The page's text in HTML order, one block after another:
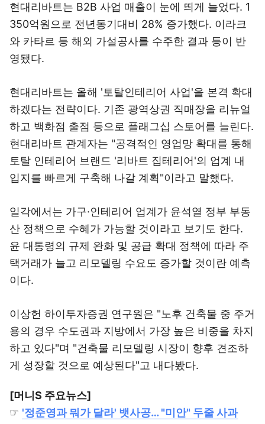
현대리바트는 B2B 사업 매출이 눈에 띄게 늘었다. 1
350억원으로 전년동기대비 28% 증가했다. 이라크
와 카타르 등 해외 가설공사를 수주한 결과 등이 반
영됐다.
현대리바트는 올해 '토탈인테리어 사업'을 본격 확대
하겠다는 전략이다. 기존 광역상권 직매장을 리뉴얼
하고 백화점 출점 등으로 플래그십 스토어를 늘린다.
현대리바트 관계자는 "공격적인 영업망 확대를 통해
토탈 인테리어 브랜드 '리바트 집테리어'의 업계 내
입지를 빠르게 구축해 나갈 계획"이라고 말했다.
일각에서는 가구·인테리어 업계가 윤석열 정부 부동
산 정책으로 수혜가 가능할 것이라고 보기도 한다.
윤 대통령의 규제 완화 및 공급 확대 정책에 따라 주
택거래가 늘고 리모델링 수요도 증가할 것이란 예측
이다.
이상헌 하이투자증권 연구원은 "노후 건축물 중 주거
용의 경우 수도권과 지방에서 가장 높은 비중을 차지
하고 있다"며 "건축물 리모델링 시장이 향후 견조하
게 성장할 것으로 예상된다"고 내다봤다.
[머니S 주요뉴스]
☞ '정준영과 뭐가 달라' 뱃사공… "미안" 두줄 사과